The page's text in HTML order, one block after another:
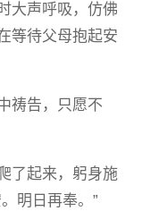
大声呼吸，仿佛
等待父母抱起安
祷告，只愿不
了起来，躬身施
明日再奉。”